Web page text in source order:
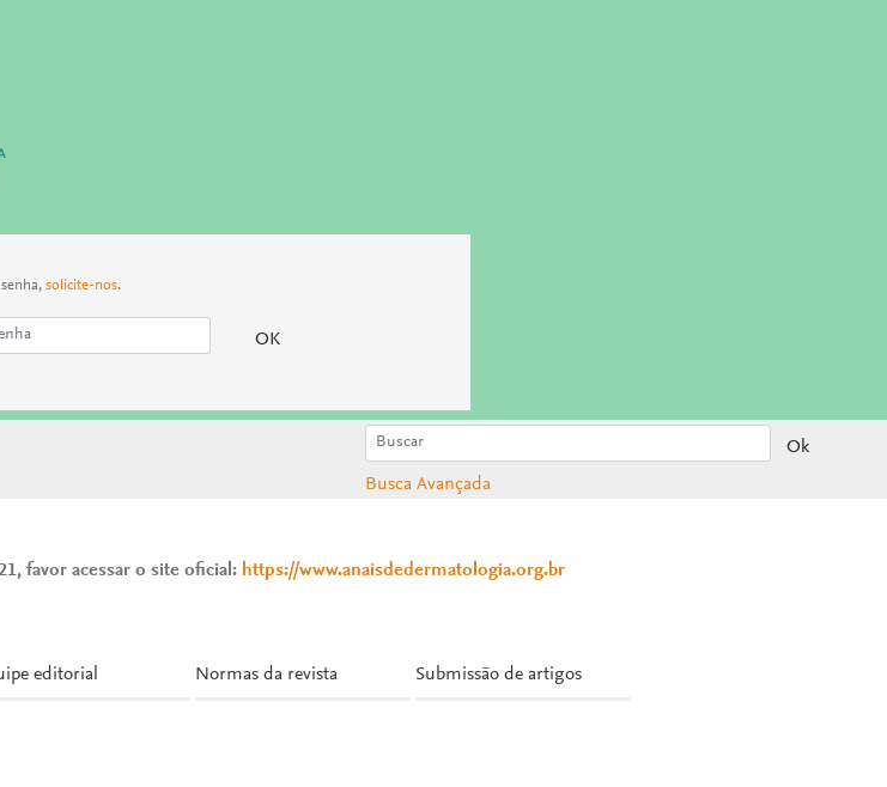
solicite-nos.
Ok
Busca Avançada
favor acessar o site oficial: https://www.anaisdedermatologia.org.br
editorial Normas da revista Submissão de artigos